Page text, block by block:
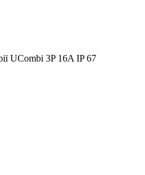
UСombi 3P 16A IP 67